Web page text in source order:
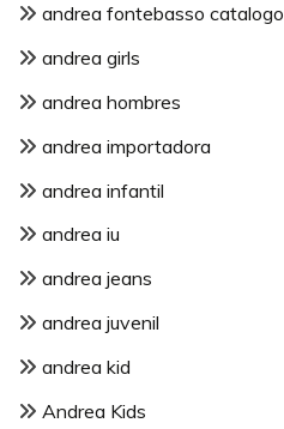
andrea fontebasso catalogo
andrea girls
andrea hombres
andrea importadora
andrea infantil
andrea iu
andrea jeans
andrea juvenil
andrea kid
Andrea Kids